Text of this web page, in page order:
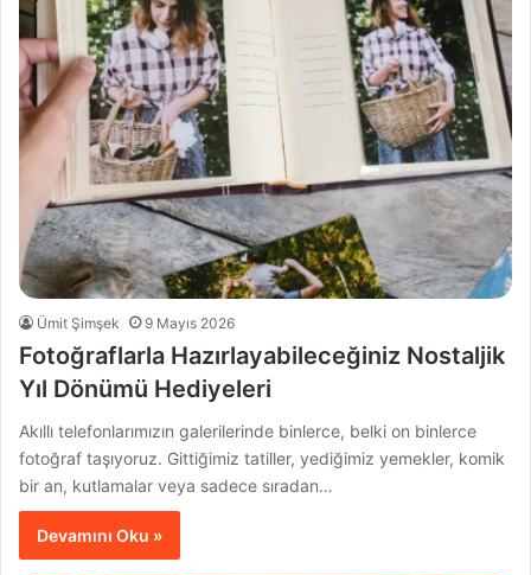
Ümit Şimşek 9 Mayıs 2026
Fotoğraflarla Hazırlayabileceğiniz Nostaljik
Yıl Dönümü Hediyeleri
Akıllı telefonlarımızın galerilerinde binlerce, belki on binlerce
fotoğraf taşıyoruz. Gittiğimiz tatiller, yediğimiz yemekler, komik
bir an, kutlamalar veya sadece sıradan…
Devamını Oku »